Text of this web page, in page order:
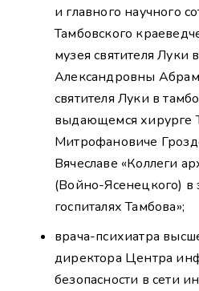
и главного научного
Тамбовского
музея святителя Луки
Александровны
святителя Луки в
выдающемся хирурге
Митрофановиче
Вячеславе «Коллеги
(Войно-Ясенецкого) в
госпиталях Тамбова»;
врача-психиатра
директора Центра
безопасности в сети